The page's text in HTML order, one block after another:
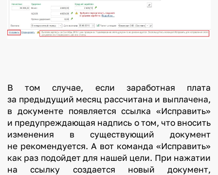
В том случае, если заработная плата
за предыдущий месяц рассчитана и выплачена,
в документе появляется ссылка «Исправить»
и предупреждающая надпись о том, что вносить
изменения в существующий документ
не рекомендуется. А вот команда «Исправить»
как раз подойдет для нашей цели. При нажатии
на ссылку создается новый документ,